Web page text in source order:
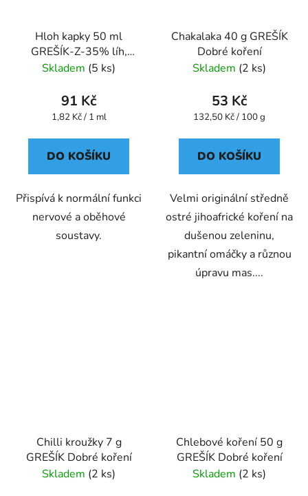
Hloh kapky 50 ml
GREŠÍK-Z-35% líh,
Bylinné kapky
Skladem (5 ks)
91 Kč
Měrná
1,82 Kč / 1 ml
DO KOŠÍKU
Přispívá k normální funkci
nervové a oběhové
soustavy.
Chakalaka 40 g GREŠÍK
Dobré koření
Skladem (2 ks)
53 Kč
Měrná
132,50 Kč / 100 g
DO KOŠÍKU
Velmi originální středně
ostré jihoafrické koření na
dušenou zeleninu,
pikantní omáčky a různou
úpravu mas....
Chilli kroužky 7 g
GREŠÍK Dobré koření
Skladem (2 ks)
Chlebové koření 50 g
GREŠÍK Dobré koření
Skladem (2 ks)